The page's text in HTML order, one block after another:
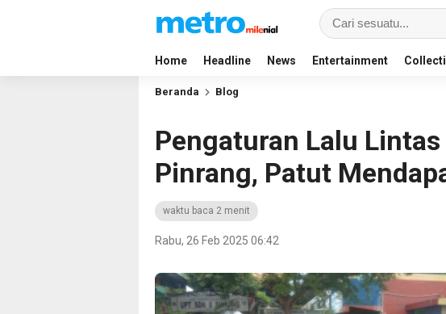
Home Headline News Entertainment
Beranda Blog
Pengaturan Lalu Lintas
Pinrang, Patut
waktu baca 2 menit
Rabu, 26 Feb 2025 06:42